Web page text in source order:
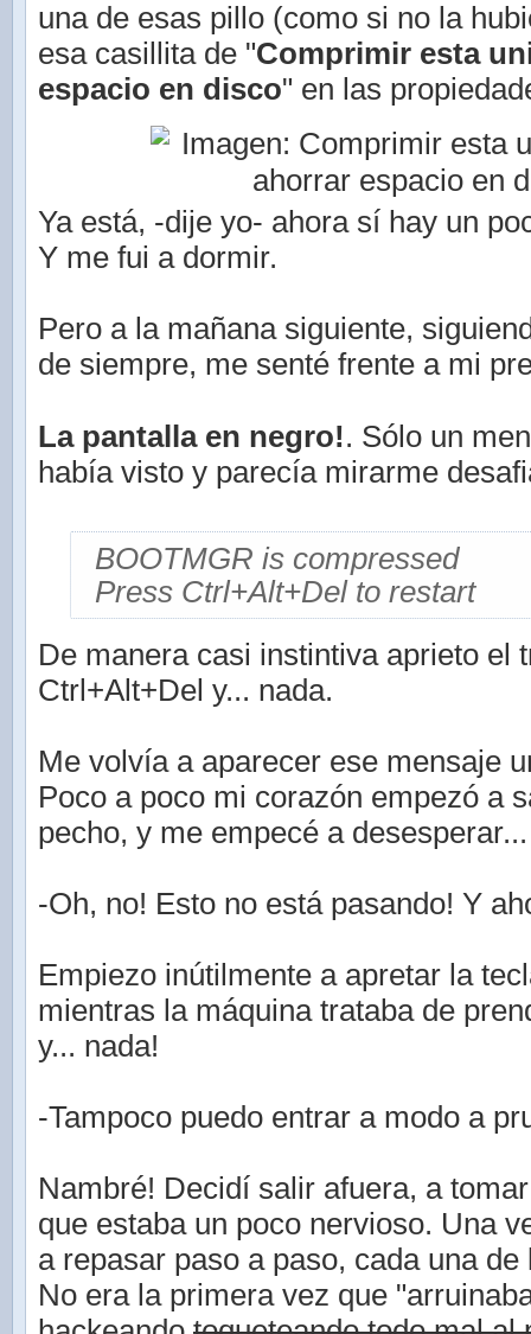
una de esas pillo (como si no la
esa casillita de "Comprimir esta
espacio en disco" en las
Ya está, -dije yo- ahora sí hay un
Y me fui a dormir.
Pero a la mañana siguiente,
de siempre, me senté frente a mi
La pantalla en negro!. Sólo un
había visto y parecía mirarme
BOOTMGR is compressed
Press Ctrl+Alt+Del to restart
De manera casi instintiva aprieto el
Ctrl+Alt+Del y... nada.
Me volvía a aparecer ese mensaje
Poco a poco mi corazón empezó a
pecho, y me empecé a desesperar...
-Oh, no! Esto no está pasando! Y
Empiezo inútilmente a apretar la
mientras la máquina trataba de
y... nada!
-Tampoco puedo entrar a modo a
Nambré! Decidí salir afuera, a
que estaba un poco nervioso. Una
a repasar paso a paso, cada una
No era la primera vez que